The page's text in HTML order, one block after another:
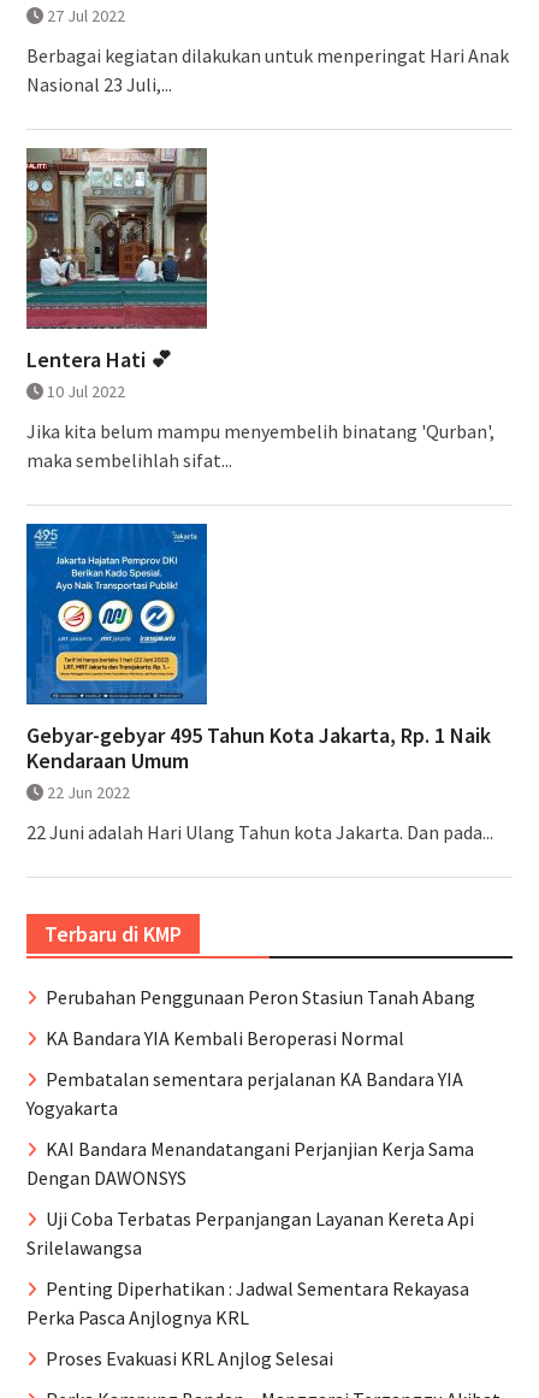
27 Jul 2022
Berbagai kegiatan dilakukan untuk menperingat Hari Anak
Nasional 23 Juli,...
Lentera Hati 💕
10 Jul 2022
Jika kita belum mampu menyembelih binatang 'Qurban',
maka sembelihlah sifat...
Gebyar-gebyar 495 Tahun Kota Jakarta, Rp. 1 Naik
Kendaraan Umum
22 Jun 2022
22 Juni adalah Hari Ulang Tahun kota Jakarta. Dan pada...
Terbaru di KMP
Perubahan Penggunaan Peron Stasiun Tanah Abang
KA Bandara YIA Kembali Beroperasi Normal
Pembatalan sementara perjalanan KA Bandara YIA
Yogyakarta
KAI Bandara Menandatangani Perjanjian Kerja Sama
Dengan DAWONSYS
Uji Coba Terbatas Perpanjangan Layanan Kereta Api
Srilelawangsa
Penting Diperhatikan : Jadwal Sementara Rekayasa
Perka Pasca Anjlognya KRL
Proses Evakuasi KRL Anjlog Selesai